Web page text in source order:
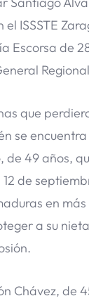
ISSSTE
Escorsa de
que
se
de 49 años,
de
en más
a su
Chávez, de